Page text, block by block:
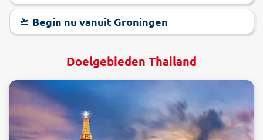
Begin nu vanuit Groningen
Doelgebieden Thailand